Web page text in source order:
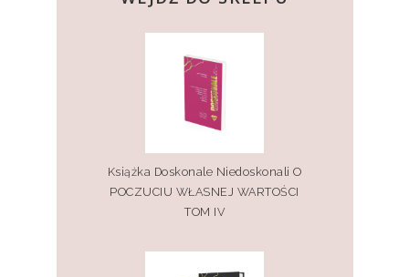
Książka Doskonale Niedoskonali O
POCZUCIU WŁASNEJ WARTOŚCI
TOM IV